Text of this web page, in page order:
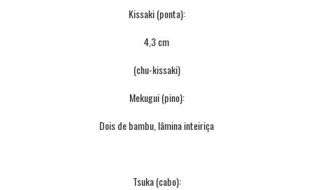
Kissaki (ponta):
4,3 cm
(chu-kissaki)
Mekugui (pino):
Dois de bambu, lâmina inteiriça
Tsuka (cabo):